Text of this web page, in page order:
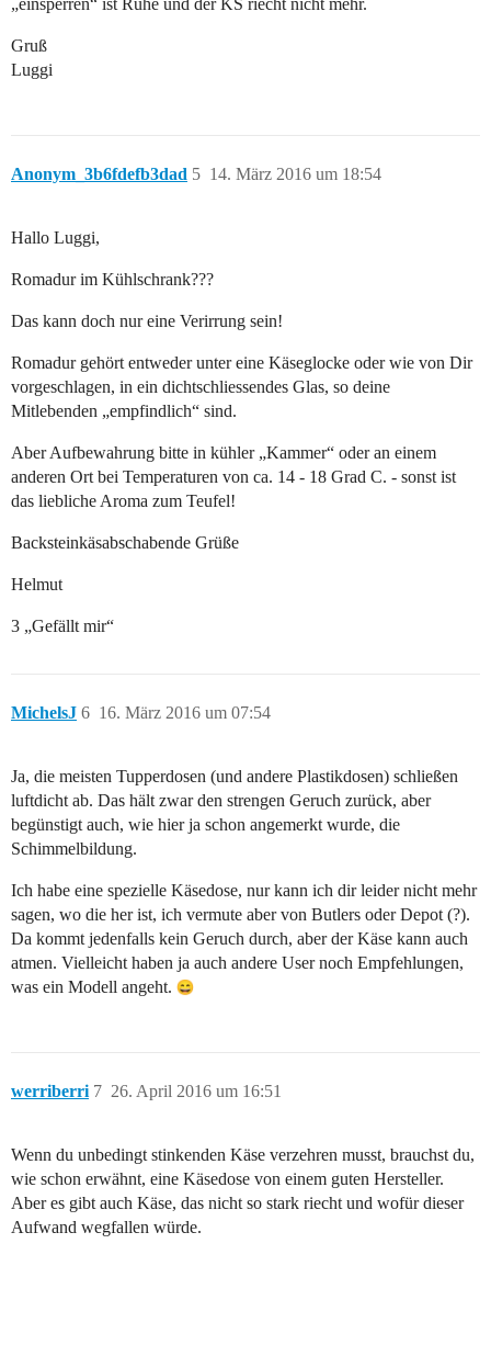
„einsperren“ ist Ruhe und der KS riecht nicht mehr.
Gruß
Luggi
Anonym_3b6fdefb3dad 14. März 2016 um 18:54
5
Hallo Luggi,
Romadur im Kühlschrank???
Das kann doch nur eine Verirrung sein!
Romadur gehört entweder unter eine Käseglocke oder wie von Dir
vorgeschlagen, in ein dichtschliessendes Glas, so deine
Mitlebenden „empfindlich“ sind.
Aber Aufbewahrung bitte in kühler „Kammer“ oder an einem
anderen Ort bei Temperaturen von ca. 14 - 18 Grad C. - sonst ist
das liebliche Aroma zum Teufel!
Backsteinkäsabschabende Grüße
Helmut
3 „Gefällt mir“
MichelsJ 16. März 2016 um 07:54
6
Ja, die meisten Tupperdosen (und andere Plastikdosen) schließen
luftdicht ab. Das hält zwar den strengen Geruch zurück, aber
begünstigt auch, wie hier ja schon angemerkt wurde, die
Schimmelbildung.
Ich habe eine spezielle Käsedose, nur kann ich dir leider nicht mehr
sagen, wo die her ist, ich vermute aber von Butlers oder Depot (?).
Da kommt jedenfalls kein Geruch durch, aber der Käse kann auch
atmen. Vielleicht haben ja auch andere User noch Empfehlungen,
was ein Modell angeht.
werriberri 26. April 2016 um 16:51
7
Wenn du unbedingt stinkenden Käse verzehren musst, brauchst du,
wie schon erwähnt, eine Käsedose von einem guten Hersteller.
Aber es gibt auch Käse, das nicht so stark riecht und wofür dieser
Aufwand wegfallen würde.